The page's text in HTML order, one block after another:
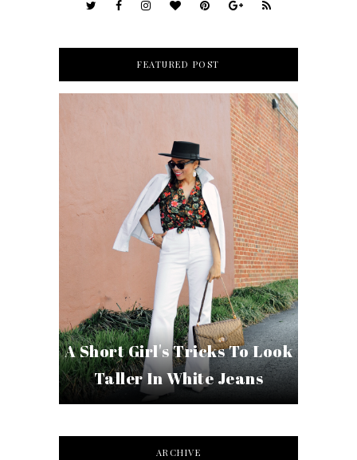
FEATURED POST
A Short Girl's Tricks To Look
Taller In White Jeans
ARCHIVE